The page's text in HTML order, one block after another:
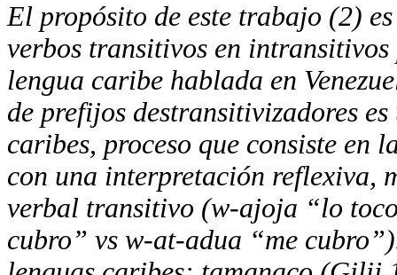
El propósito de este trabajo (2)
verbos transitivos en
lengua caribe hablada en
de prefijos destransitivizadores
caribes, proceso que consiste en
con una interpretación reflexiva,
verbal transitivo (w-ajoja “lo
cubro” vs w-at-adua “me